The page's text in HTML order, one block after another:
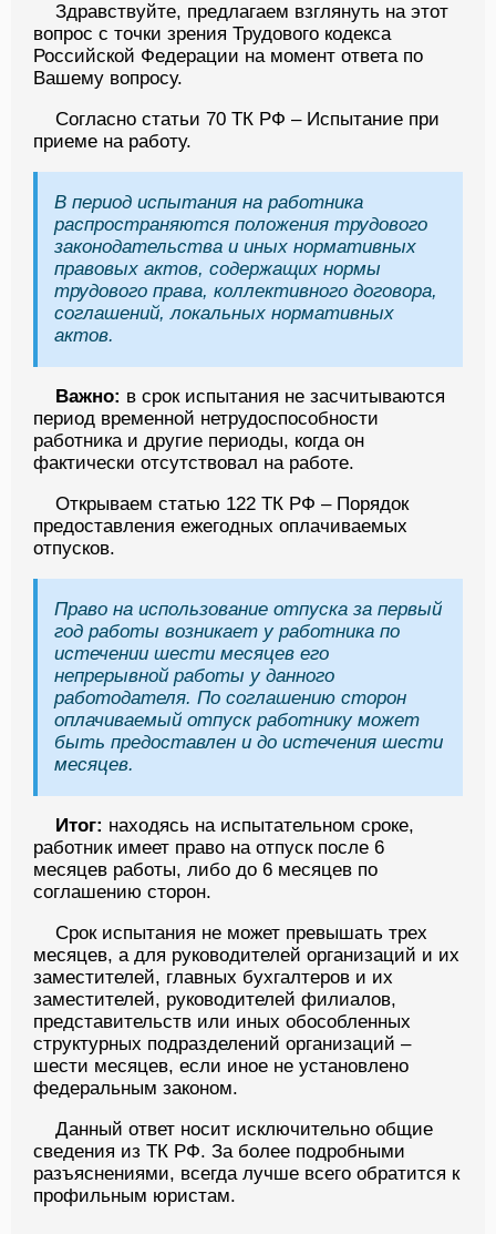
Здравствуйте, предлагаем взглянуть на этот
вопрос с точки зрения Трудового кодекса
Российской Федерации на момент ответа по
Вашему вопросу.
Согласно статьи 70 ТК РФ – Испытание при
приеме на работу.
В период испытания на работника
распространяются положения трудового
законодательства и иных нормативных
правовых актов, содержащих нормы
трудового права, коллективного договора,
соглашений, локальных нормативных
актов.
Важно: в срок испытания не засчитываются
период временной нетрудоспособности
работника и другие периоды, когда он
фактически отсутствовал на работе.
Открываем статью 122 ТК РФ – Порядок
предоставления ежегодных оплачиваемых
отпусков.
Право на использование отпуска за первый
год работы возникает у работника по
истечении шести месяцев его
непрерывной работы у данного
работодателя. По соглашению сторон
оплачиваемый отпуск работнику может
быть предоставлен и до истечения шести
месяцев.
Итог: находясь на испытательном сроке,
работник имеет право на отпуск после 6
месяцев работы, либо до 6 месяцев по
соглашению сторон.
Срок испытания не может превышать трех
месяцев, а для руководителей организаций и их
заместителей, главных бухгалтеров и их
заместителей, руководителей филиалов,
представительств или иных обособленных
структурных подразделений организаций –
шести месяцев, если иное не установлено
федеральным законом.
Данный ответ носит исключительно общие
сведения из ТК РФ. За более подробными
разъяснениями, всегда лучше всего обратится к
профильным юристам.